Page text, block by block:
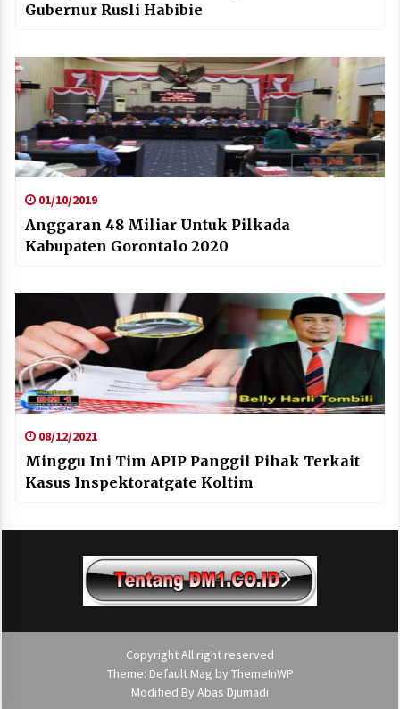
Gubernur Rusli Habibie
01/10/2019
Anggaran 48 Miliar Untuk Pilkada
Kabupaten Gorontalo 2020
08/12/2021
Minggu Ini Tim APIP Panggil Pihak Terkait
Kasus Inspektoratgate Koltim
Copyright All right reserved
Theme: Default Mag by ThemeInWP
Modified By Abas Djumadi